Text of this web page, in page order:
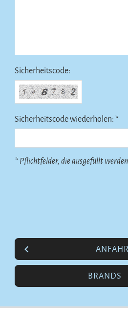
Sicherheitscode:
Sicherheitscode wiederholen: *
* Pflichtfelder, die ausgefüllt
BRANDS